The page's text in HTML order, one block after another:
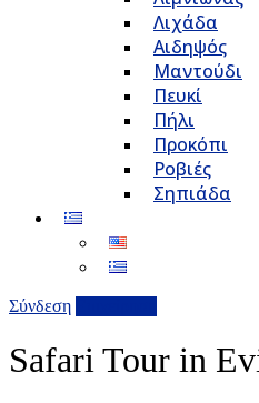
Λιχάδα
Αιδηψός
Μαντούδι
Πευκί
Πήλι
Προκόπι
Ροβιές
Σηπιάδα
Σύνδεση
Safari Tour in